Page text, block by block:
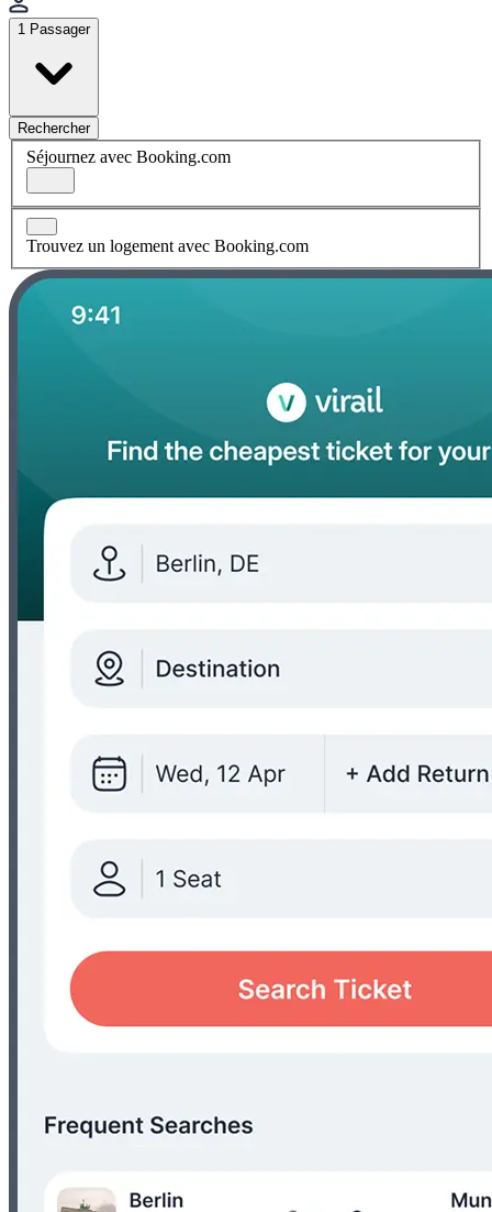
1 Passager
Rechercher
Séjournez avec Booking.com
Trouvez un logement avec Booking.com